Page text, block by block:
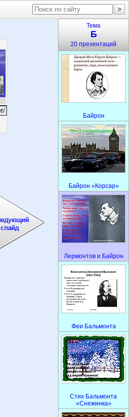
Тема
Б
20 презентаций
Байрон
Байрон «Корсар»
Лермонтов и Байрон
Феи Бальмонта
Стих Бальмонта
«Снежинка»